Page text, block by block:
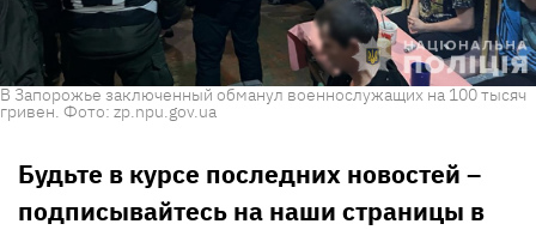
В Запорожье заключенный обманул военнослужащих на 100 тысяч
гривен. Фото: zp.npu.gov.ua
Будьте в курсе последних новостей –
подписывайтесь на наши страницы в